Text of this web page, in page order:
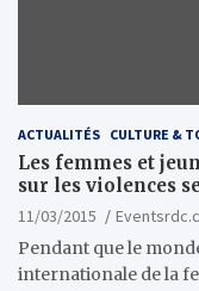
ACTUALITÉS CULTURE &
Les femmes et
sur les violences
11/03/2015
Pendant que le
internationale de la